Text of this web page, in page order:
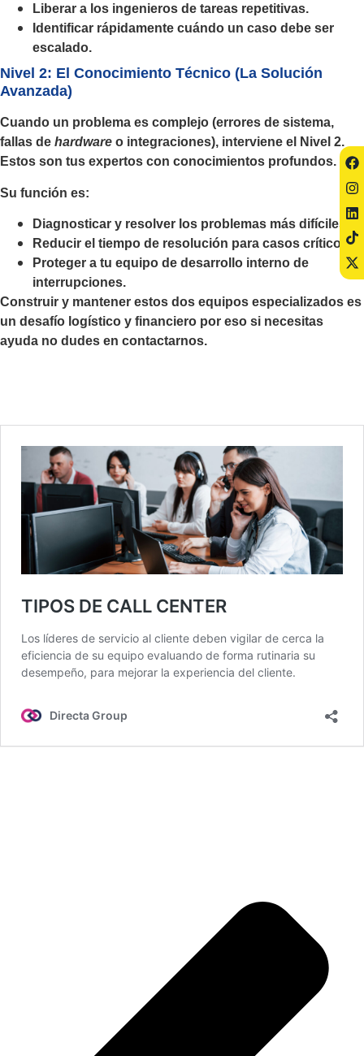
Liberar a los ingenieros de tareas repetitivas.
Identificar rápidamente cuándo un caso debe ser
escalado.
Nivel 2: El Conocimiento Técnico (La Solución
Avanzada)
Cuando un problema es complejo (errores de sistema,
fallas de hardware o integraciones), interviene el Nivel 2.
Estos son tus expertos con conocimientos profundos.
Su función es:
Diagnosticar y resolver los problemas más difíciles.
Reducir el tiempo de resolución para casos críticos.
Proteger a tu equipo de desarrollo interno de
interrupciones.
Construir y mantener estos dos equipos especializados es
un desafío logístico y financiero por eso si necesitas
ayuda no dudes en contactarnos.